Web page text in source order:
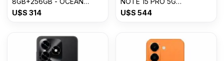
CYAN
U$S 314
8GB+512GB
U$S 544